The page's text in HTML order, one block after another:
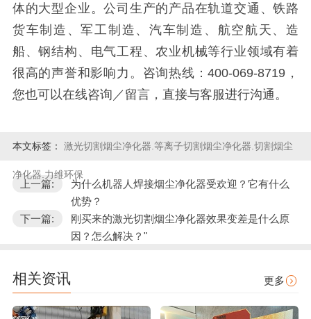
体的大型企业。公司生产的产品在轨道交通、铁路
货车制造、军工制造、汽车制造、航空航天、造
船、钢结构、电气工程、农业机械等行业领域有着
很高的声誉和影响力。咨询热线：400-069-8719，
您也可以在线咨询／留言，直接与客服进行沟通。
本文标签： 激光切割烟尘净化器.等离子切割烟尘净化器.切割烟尘
净化器.力维环保
上一篇:
为什么机器人焊接烟尘净化器受欢迎？它有什么
优势？
下一篇:
刚买来的激光切割烟尘净化器效果变差是什么原
因？怎么解决？"
相关资讯 更多